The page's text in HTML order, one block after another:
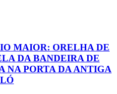
MAIOR: ORELHA DE
DA BANDEIRA DE
NA PORTA DA ANTIGA